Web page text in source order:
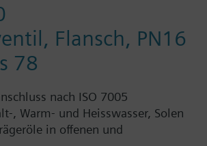
Flansch, PN16
78
nach ISO 7005
, Warm- und Heisswasser, Solen
in offenen und